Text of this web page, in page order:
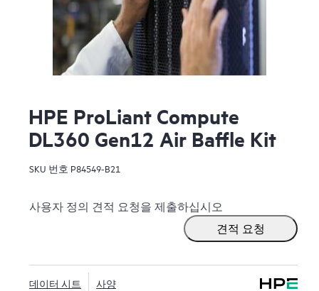
HPE ProLiant Compute
DL360 Gen12 Air Baffle Kit
SKU 번호 P84549-B21
사용자 정의 견적 요청을 제출하십시오
견적 요청
데이터 시트 사양